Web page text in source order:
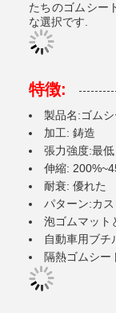
たちのゴムシー
な選択です.
特徴:
製品名:ゴムシ
加工: 鋳造
張力強度:最
伸縮:
耐衰: 優れた
パターン:カ
泡ゴムマット
自動車用ブチ
隔熱ゴムシー